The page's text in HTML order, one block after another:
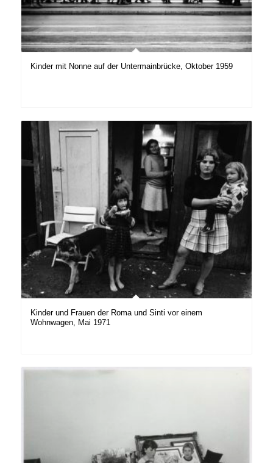
Kinder mit Nonne auf der Untermainbrücke, Oktober 1959
Kinder und Frauen der Roma und Sinti vor einem
Wohnwagen, Mai 1971